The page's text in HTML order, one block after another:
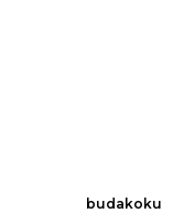
budakoku